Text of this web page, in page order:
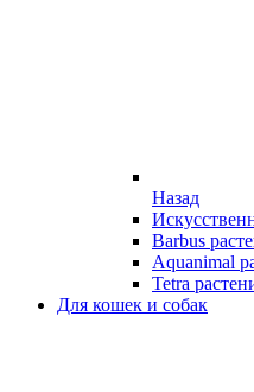
Назад
Barbus
Aquanimal
Tetra
Для кошек и собак